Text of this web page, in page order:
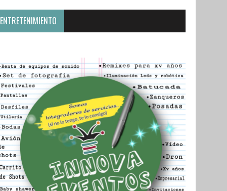
ENTRETENIMIENTO